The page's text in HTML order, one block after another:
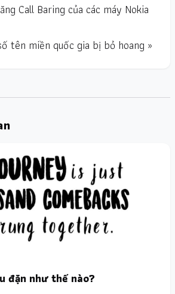
Call Baring của các máy Nokia
tên miền quốc gia bị bỏ hoang »
đặn như thế nào?